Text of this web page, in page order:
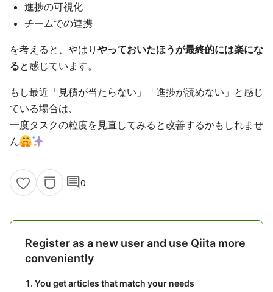
進捗の可視化
チームでの連携
を考えると、やはり やっておいたほうが最終的には楽にな
ると感じています。
もし最近「見積が当たらない」「進捗が読めない」と感じ
ている場合は、
一度タスクの粒度を見直してみると改善するかもしれませ
ん
comment0
Register as a new user and use Qiita more
conveniently
You get articles that match your needs